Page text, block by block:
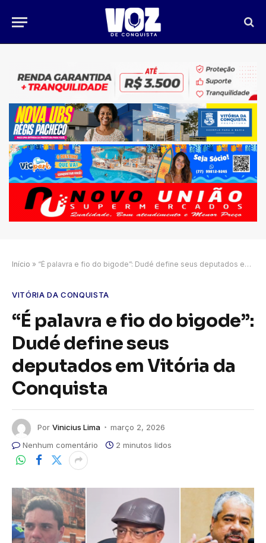
Início » “É palavra e fio do bigode”: Dudé define seus deputados em Vitória da Conquista
VITÓRIA DA CONQUISTA
“É palavra e fio do bigode”:
Dudé define seus
deputados em Vitória da
Conquista
Por Vinicius Lima
março 2, 2026
Nenhum comentário
2 minutos lidos